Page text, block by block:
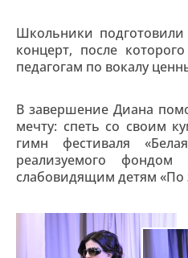
Школьники
концерт, после
педагогам по вокалу
В завершение Диана
мечту: спеть со своим
гимн фестиваля
реализуемого
слабовидящим детям «По